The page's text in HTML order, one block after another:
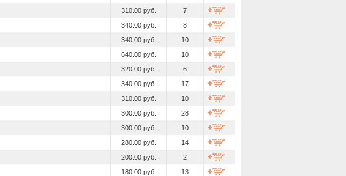
310.00 руб.
7
340.00 руб.
8
340.00 руб.
10
640.00 руб.
10
320.00 руб.
6
340.00 руб.
17
310.00 руб.
10
300.00 руб.
28
300.00 руб.
10
280.00 руб.
14
200.00 руб.
2
180.00 руб. 13